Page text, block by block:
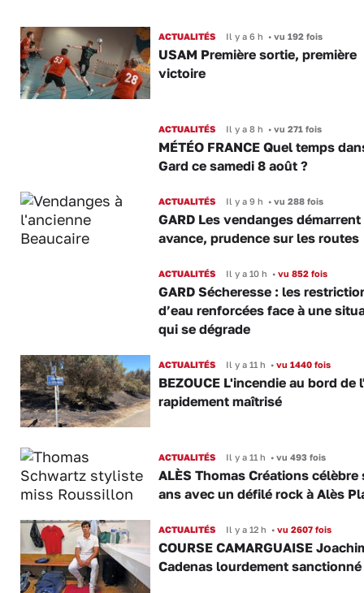
ACTUALITÉS Il y a 6 h •vu 192 fois
USAM Première sortie, première
victoire
ACTUALITÉS Il y a 8 h •vu 271 fois
MÉTÉO FRANCE Quel temps
Gard ce samedi 8 août ?
ACTUALITÉS Il y a 9 h •vu 288 fois
GARD Les vendanges démarrent
avance, prudence sur les routes
ACTUALITÉS Il y a 10 h •vu 852 fois
GARD Sécheresse : les
d’eau renforcées face à une
qui se dégrade
ACTUALITÉS Il y a 11 h •vu 1440 fois
BEZOUCE L'incendie au bord de
rapidement maîtrisé
ACTUALITÉS Il y a 11 h •vu 493 fois
ALÈS Thomas Créations célèbre
ans avec un défilé rock à Alès
ACTUALITÉS Il y a 12 h •vu 2607 fois
COURSE CAMARGUAISE
Cadenas lourdement sanctionné